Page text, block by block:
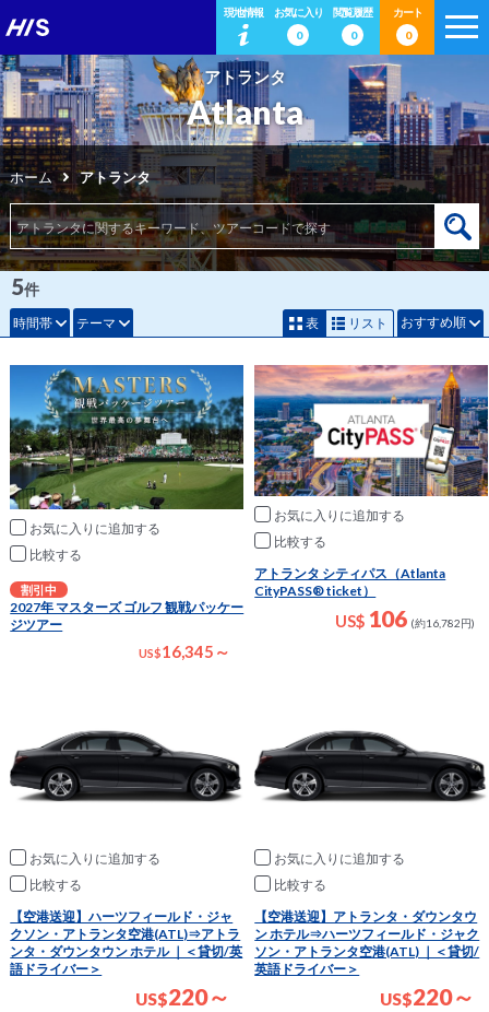
現地情報
お気に入り
0
閲覧履歴
0
カート
0
アトランタ
Atlanta
ホーム アトランタ
時間帯 テーマ
5件
表 リスト おすすめ順
お気に入りに追加
比較
割引中
2027年 マスターズ ゴルフ 観戦パッケー
ジツアー
US$16,345～
お気に入りに追加
比較
アトランタ シティパス（Atlanta
CityPASS® ticket）
US$ 106 (約16,782円)
お気に入りに追加
比較
【空港送迎】ハーツフィールド・ジャ
クソン・アトランタ空港(ATL)⇒アトラ
ンタ・ダウンタウン ホテル ｜＜貸切/英
語ドライバー＞
US$220～
お気に入りに追加
比較
【空港送迎】アトランタ・ダウンタウ
ン ホテル⇒ハーツフィールド・ジャク
ソン・アトランタ空港(ATL) ｜＜貸切/
英語ドライバー＞
US$220～